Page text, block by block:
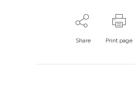
Share Print page